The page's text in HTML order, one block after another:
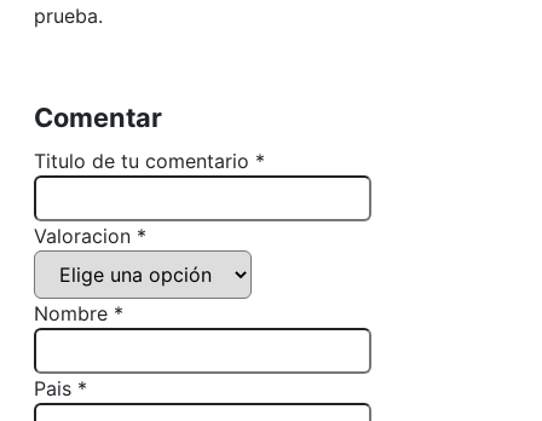
prueba.
Comentar
Titulo de tu comentario *
Valoracion *
Nombre *
Pais *